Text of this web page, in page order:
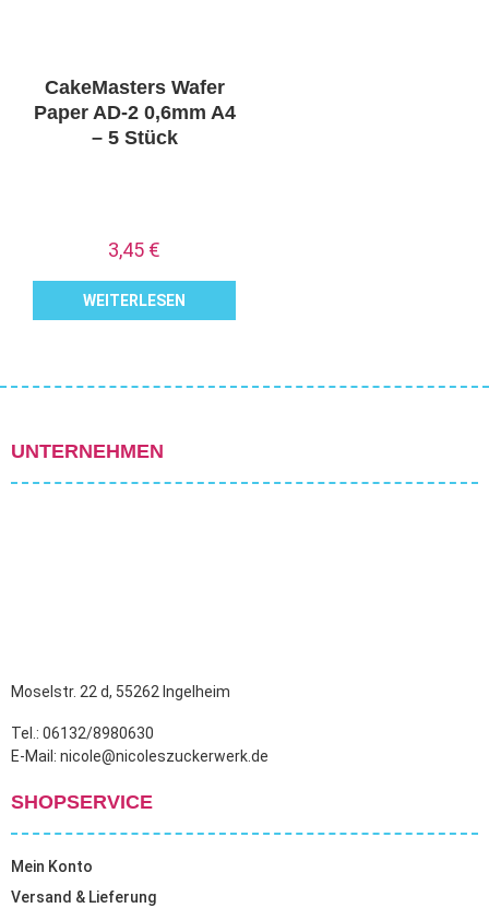
CakeMasters Wafer
Paper AD-2 0,6mm A4
– 5 Stück
3,45 €
WEITERLESEN
UNTERNEHMEN
Moselstr. 22 d, 55262 Ingelheim
Tel.: 06132/8980630
E-Mail: nicole@nicoleszuckerwerk.de
SHOPSERVICE
Mein Konto
Versand & Lieferung